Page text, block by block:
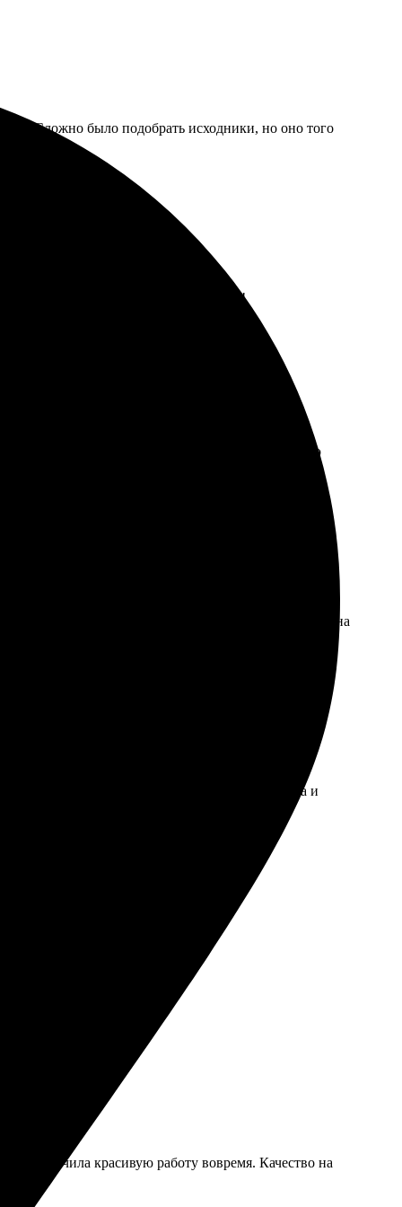
Сложно было подобрать исходники, но оно того
и советы. Буду заказывать ещё!
заказ через сайт, весь процесс понятен. Быстро
Приятно удивило качество материалов. Команда на
Получила готовое произведение искусства и
Получила красивую работу вовремя. Качество на